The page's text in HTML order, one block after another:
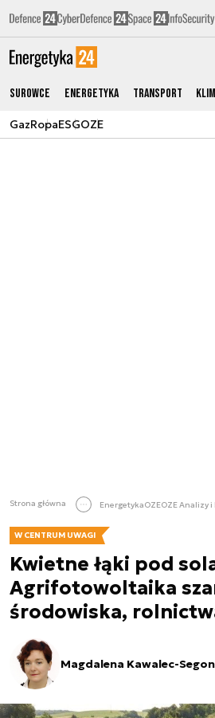
Surowce Energetyka Transport
GazRopaESGOZE
Strona główna EnergetykaOZEOZE Analizy
W CENTRUM UWAGI
Kwietne łąki pod
Agrifotowoltaika
środowiska,
Magdalena Kawalec-